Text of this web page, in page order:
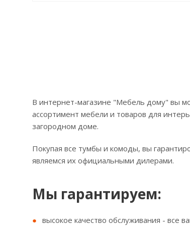
В интернет-магазине "Мебель дому" вы
ассортимент мебели и товаров для
загородном доме.
Покупая все тумбы и комоды, вы
являемся их официальными дилерами.
Мы гарантируем:
высокое качество обслуживания - все